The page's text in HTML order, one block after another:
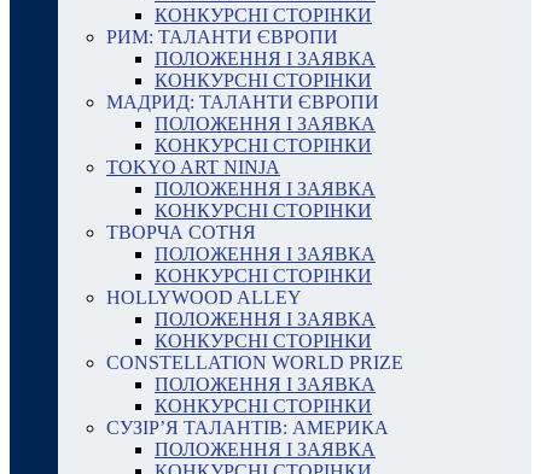
КОНКУРСНІ СТОРІНКИ
РИМ: ТАЛАНТИ ЄВРОПИ
ПОЛОЖЕННЯ І ЗАЯВКА
КОНКУРСНІ СТОРІНКИ
МАДРИД: ТАЛАНТИ ЄВРОПИ
ПОЛОЖЕННЯ І ЗАЯВКА
КОНКУРСНІ СТОРІНКИ
TOKYO ART NINJA
ПОЛОЖЕННЯ І ЗАЯВКА
КОНКУРСНІ СТОРІНКИ
ТВОРЧА СОТНЯ
ПОЛОЖЕННЯ І ЗАЯВКА
КОНКУРСНІ СТОРІНКИ
HOLLYWOOD ALLEY
ПОЛОЖЕННЯ І ЗАЯВКА
КОНКУРСНІ СТОРІНКИ
CONSTELLATION WORLD PRIZE
ПОЛОЖЕННЯ І ЗАЯВКА
КОНКУРСНІ СТОРІНКИ
СУЗІР’Я ТАЛАНТІВ: АМЕРИКА
ПОЛОЖЕННЯ І ЗАЯВКА